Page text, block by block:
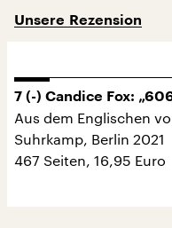
Unsere Rezension
7 (-) Candice Fox:
Aus dem Englischen
Suhrkamp, Berlin 2021
467 Seiten, 16,95 Euro